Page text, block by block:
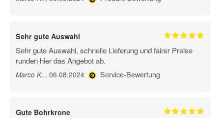
Sehr gute Auswahl
Sehr gute Auswahl, schnelle Lieferung und fairer Preise
runden hier das Angebot ab.
Marco K.., 06.08.2024 Service-Bewertung
Gute Bohrkrone